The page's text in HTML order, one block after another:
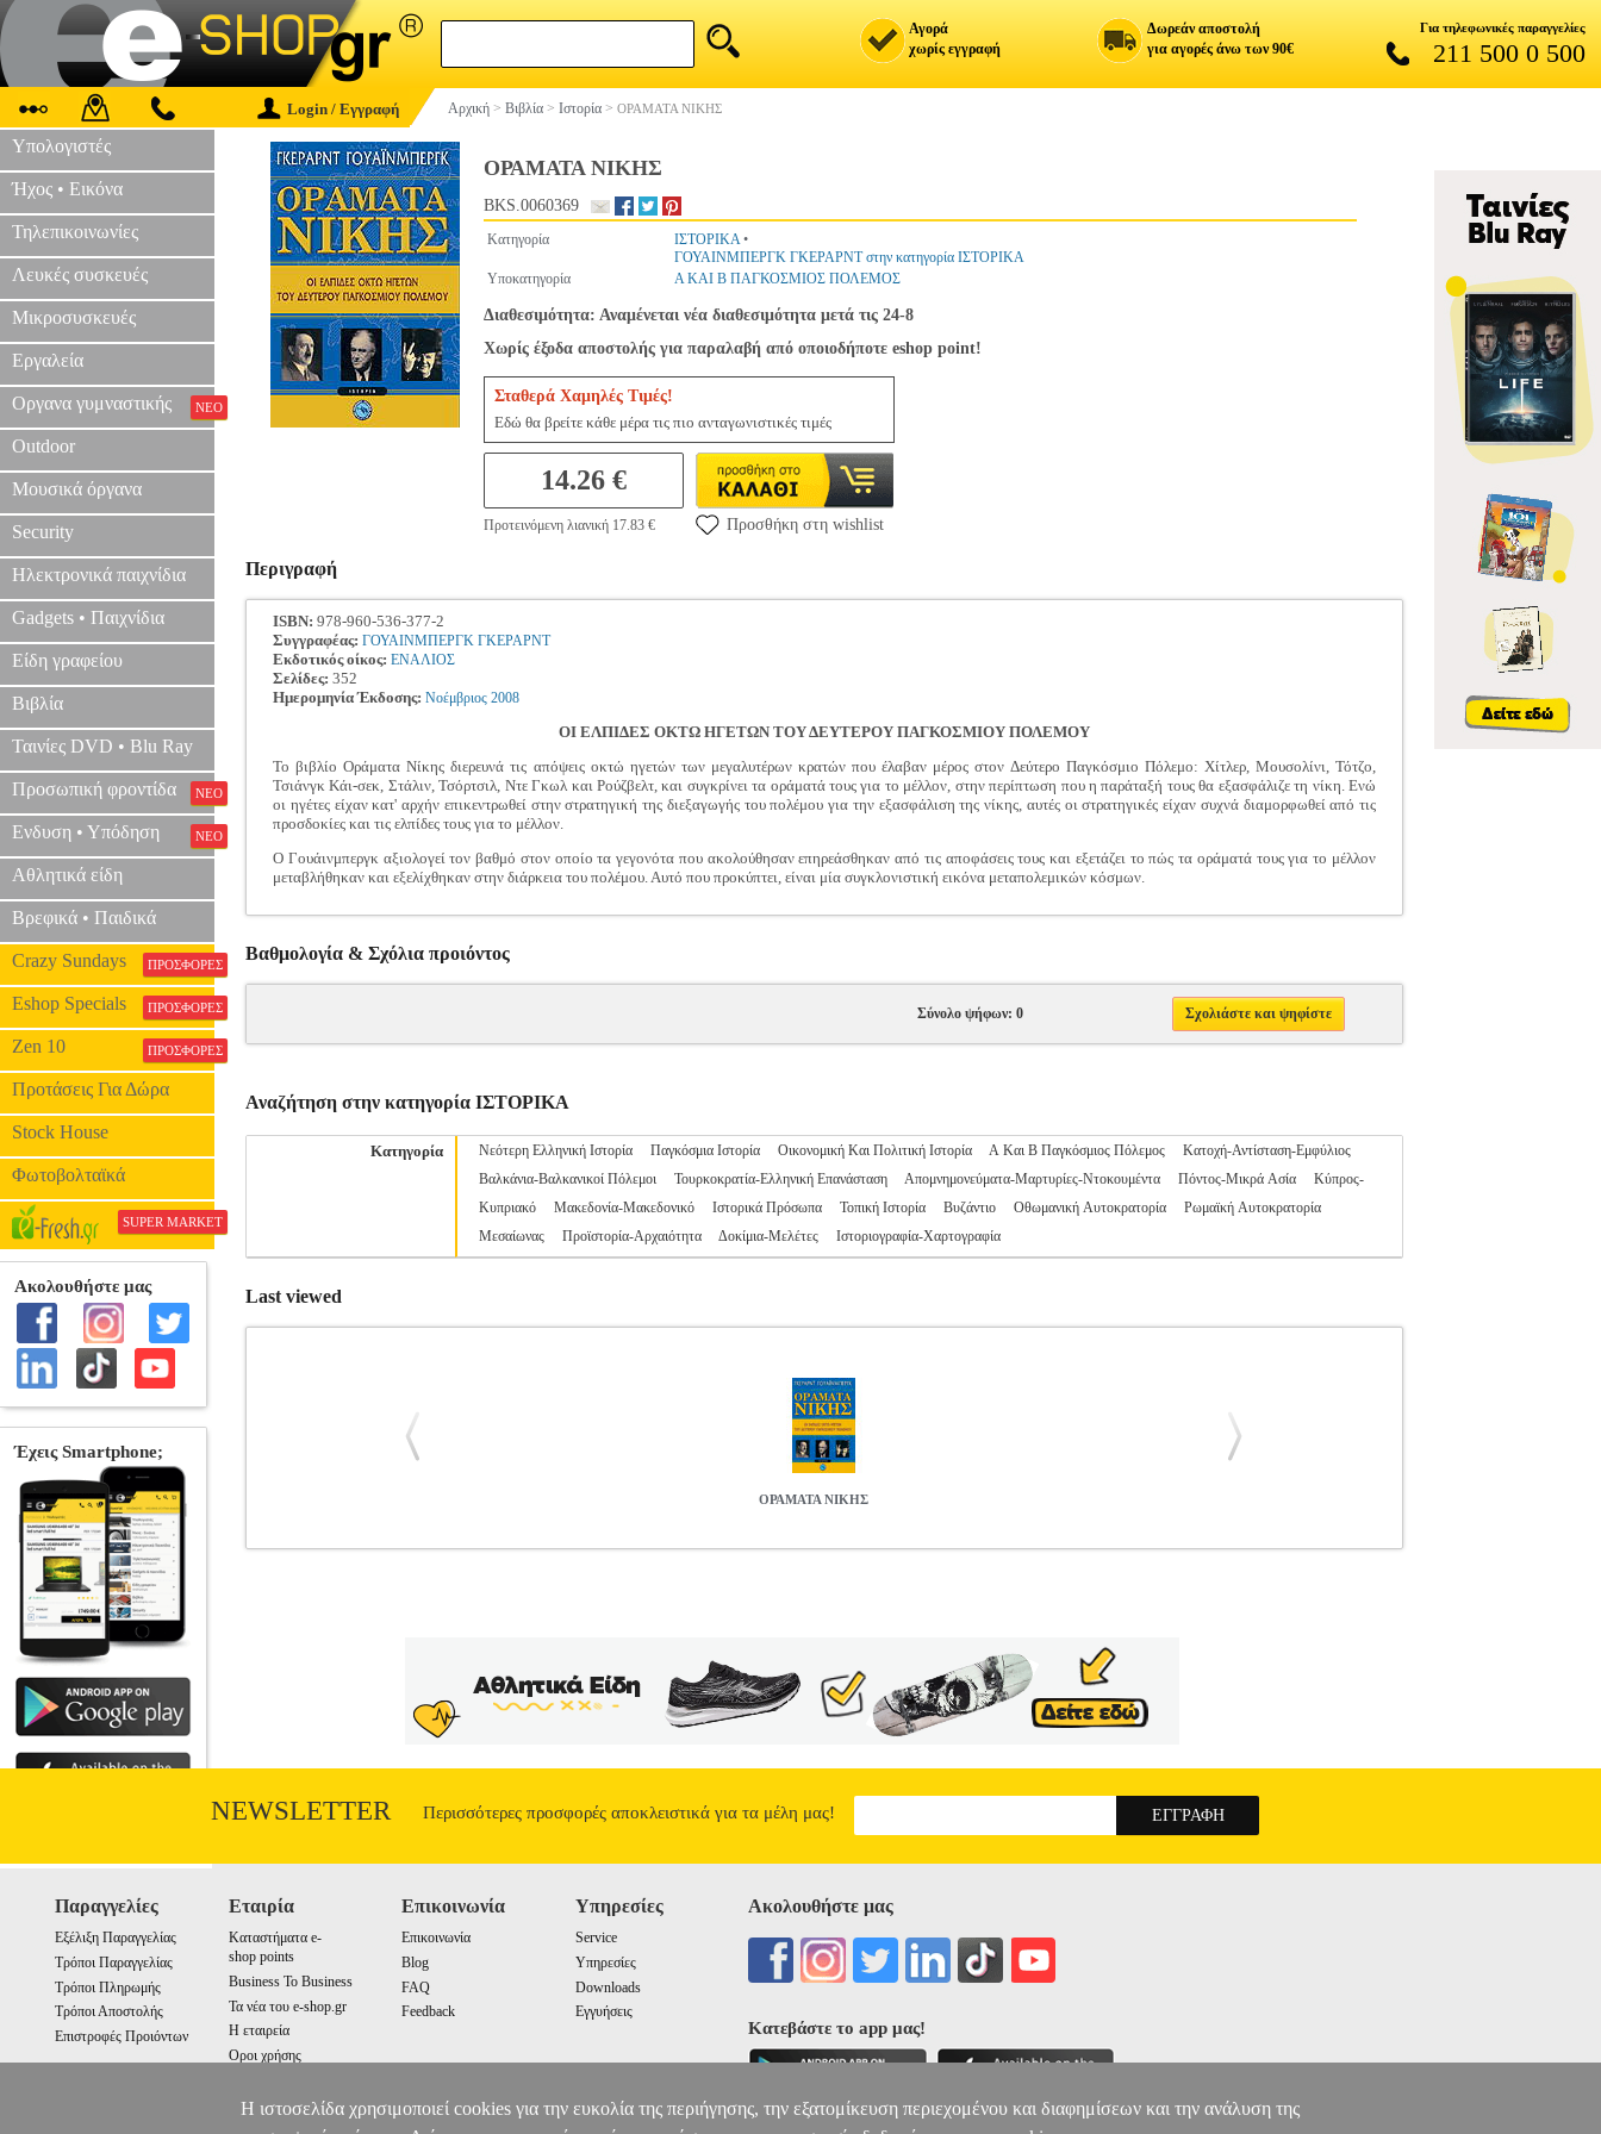
Αγορά
χωρίς εγγραφή
Δωρεάν αποστολή
για αγορές άνω των 90€
Για τηλεφωνικές παραγγελίες
211 500 0 500
Login / Εγγραφή Αρχική > Βιβλία > Ιστορία > ΟΡΑΜΑΤΑ ΝΙΚΗΣ
Υπολογιστές
Ήχος • Εικόνα
Τηλεπικοινωνίες
Λευκές συσκευές
Μικροσυσκευές
Εργαλεία
Οργανα γυμναστικής ΝΕΟ
Outdoor
Μουσικά όργανα
Security
Ηλεκτρονικά παιχνίδια
Gadgets • Παιχνίδια
Είδη γραφείου
Βιβλία
Ταινίες DVD • Blu Ray
Προσωπική φροντίδα ΝΕΟ
Ενδυση • Υπόδηση ΝΕΟ
Αθλητικά είδη
Βρεφικά • Παιδικά
Crazy Sundays ΠΡΟΣΦΟΡΕΣ
Eshop Specials ΠΡΟΣΦΟΡΕΣ
Zen 10 ΠΡΟΣΦΟΡΕΣ
Προτάσεις Για Δώρα
Stock House
Φωτοβολταϊκά
SUPER MARKET
ΟΡΑΜΑΤΑ ΝΙΚΗΣ
BKS.0060369
Κατηγορία ΙΣΤΟΡΙΚΑ•
ΓΟΥΑΙΝΜΠΕΡΓΚ ΓΚΕΡΑΡΝΤ στην κατηγορία ΙΣΤΟΡΙΚΑ
Υποκατηγορία
Α ΚΑΙ Β ΠΑΓΚΟΣΜΙΟΣ ΠΟΛΕΜΟΣ
Διαθεσιμότητα: Αναμένεται νέα διαθεσιμότητα μετά τις 24-8
Χωρίς έξοδα αποστολής για παραλαβή από οποιοδήποτε eshop point!
Σταθερά Χαμηλές Τιμές!
Εδώ θα βρείτε κάθε μέρα τις πιο ανταγωνιστικές τιμές
14.26 €
Προτεινόμενη λιανική 17.83 € Προσθήκη στη wishlist
Περιγραφή
ISBN: 978-960-536-377-2
Συγγραφέας: ΓΟΥΑΙΝΜΠΕΡΓΚ ΓΚΕΡΑΡΝΤ
Εκδοτικός οίκος: ΕΝΑΛΙΟΣ
Σελίδες: 352
Ημερομηνία Έκδοσης: Νοέμβριος 2008
ΟΙ ΕΛΠΙΔΕΣ ΟΚΤΩ ΗΓΕΤΩΝ ΤΟΥ ΔΕΥΤΕΡΟΥ ΠΑΓΚΟΣΜΙΟΥ ΠΟΛΕΜΟΥ
Το βιβλίο Οράματα Νίκης διερευνά τις απόψεις οκτώ ηγετών των μεγαλυτέρων κρατών που έλαβαν μέρος στον Δεύτερο Παγκόσμιο Πόλεμο: Χίτλερ, Μουσολίνι, Τότζο,
Τσιάνγκ Κάι-σεκ, Στάλιν, Τσόρτσιλ, Ντε Γκωλ και Ρούζβελτ, και συγκρίνει τα οράματά τους για το μέλλον, στην περίπτωση που η παράταξή τους θα εξασφάλιζε τη νίκη. Ενώ
οι ηγέτες είχαν κατ' αρχήν επικεντρωθεί στην στρατηγική της διεξαγωγής του πολέμου για την εξασφάλιση της νίκης, αυτές οι στρατηγικές είχαν συχνά διαμορφωθεί από τις
προσδοκίες και τις ελπίδες τους για το μέλλον.
Ο Γουάινμπεργκ αξιολογεί τον βαθμό στον οποίο τα γεγονότα που ακολούθησαν επηρεάσθηκαν από τις αποφάσεις τους και εξετάζει το πώς τα οράματά τους για το μέλλον
μεταβλήθηκαν και εξελίχθηκαν στην διάρκεια του πολέμου. Αυτό που προκύπτει, είναι μία συγκλονιστική εικόνα μεταπολεμικών κόσμων.
Βαθμολογία & Σχόλια προιόντος
Σύνολο ψήφων: 0 Σχολιάστε και ψηφίστε
Αναζήτηση στην κατηγορία ΙΣΤΟΡΙΚΑ
Κατηγορία Νεότερη Ελληνική Ιστορία Παγκόσμια Ιστορία Οικονομική Και Πολιτική Ιστορία Α Και Β Παγκόσμιος Πόλεμος
Κατοχή-Αντίσταση-Εμφύλιος
Βαλκάνια-Βαλκανικοί Πόλεμοι
Τουρκοκρατία-Ελληνική Επανάσταση Απομνημονεύματα-Μαρτυρίες-Ντοκουμέντα Πόντος-Μικρά Ασία
Κύπρος-
Κυπριακό
Μακεδονία-Μακεδονικό Ιστορικά Πρόσωπα Τοπική Ιστορία Βυζάντιο Οθωμανική Αυτοκρατορία
Ρωμαϊκή Αυτοκρατορία
Μεσαίωνας
Προϊστορία-Αρχαιότητα Δοκίμια-Μελέτες Ιστοριογραφία-Χαρτογραφία
Last viewed
ΟΡΑΜΑΤΑ ΝΙΚΗΣ
Τσιάνγκ Κάι-σεκ, Στάλιν, Τσόρτσιλ, Ντε Γκωλ και Ρούζβελτ, και συγκρίνει τα οράματά τους για το μέλλον, στην περίπτωση που η παράταξή τους θα
εξασφάλιζε τη νίκη. Ενώ οι ηγέτες είχαν κατ' αρχήν επικεντρωθεί στην στρατηγική της διεξαγωγής του πολέμου για την εξασφάλιση της νίκης, αυτές οι
στρατηγικές είχαν συχνά διαμορφωθεί από τις προσδοκίες και τις ελπίδες τους για το μέλλον. Ο Γουάινμπεργκ αξιολογεί τον βαθμό στον οποίο τα γεγονότα που
ακολούθησαν επηρεάσθηκαν από τις αποφάσεις τους και εξετάζει το πώς τα οράματά τους για το μέλλον μεταβλήθηκαν και εξελίχθηκαν στην διάρκεια του
πολέμου. Αυτό που προκύπτει, είναι μία συγκλονιστική εικόνα μεταπολεμικών κόσμων.ΟΡΑΜΑΤΑ ΝΙΚΗΣ
NEWSLETTER Περισσότερες προσφορές αποκλειστικά για τα μέλη μας!
Παραγγελίες
Εξέλιξη Παραγγελίας
Τρόποι Παραγγελίας
Τρόποι Πληρωμής
Τρόποι Αποστολής
Επιστροφές Προιόντων
Εταιρία
Καταστήματα e-
shop points
Business To Business
Τα νέα του e-shop.gr
Η εταιρεία
Οροι χρήσης
Επικοινωνία
Επικοινωνία
Blog
FAQ
Feedback
Υπηρεσίες
Service
Υπηρεσίες
Downloads
Εγγυήσεις
Ακολουθήστε μας
Κατεβάστε το app μας!
Η ιστοσελίδα χρησιμοποιεί cookies για την ευκολία της περιήγησης, την εξατομίκευση περιεχομένου και διαφημίσεων και την ανάλυση της